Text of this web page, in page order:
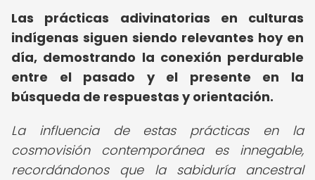
Las prácticas adivinatorias en culturas
indígenas siguen siendo relevantes hoy en
día, demostrando la conexión perdurable
entre el pasado y el presente en la
búsqueda de respuestas y orientación.
La influencia de estas prácticas en la
cosmovisión contemporánea es innegable,
recordándonos que la sabiduría ancestral